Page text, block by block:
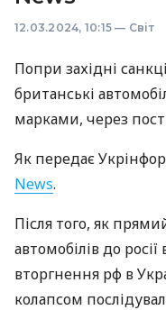
12.03.2024, 10:15 — Світ
Попри західні
британські
марками, через
Як передає
News.
Після того, як
автомобілів до
вторгнення рф в
колапсом